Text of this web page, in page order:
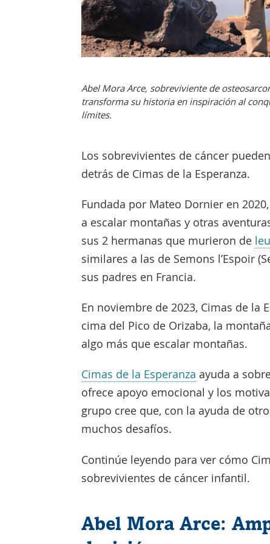
Abel Mora Arce, sobreviviente de
transforma su historia en inspiración al
límites.
Los sobrevivientes de cáncer
detrás de Cimas de la Esperanza.
Fundada por Mateo Dornier en
a escalar montañas y otras
sus 2 hermanas que murieron de
similares a las de Semons l’Espoir
sus padres en Francia.
En noviembre de 2023, Cimas de la
cima del Pico de Orizaba, la
algo más que escalar montañas.
Cimas de la Esperanza Enlace
se
abre
nueva
ventana
ayuda a
ofrece apoyo emocional y los
grupo cree que, con la ayuda de
muchos desafíos.
Continúe leyendo para ver cómo
sobrevivientes de cáncer infantil.
Abel Mora Arce: